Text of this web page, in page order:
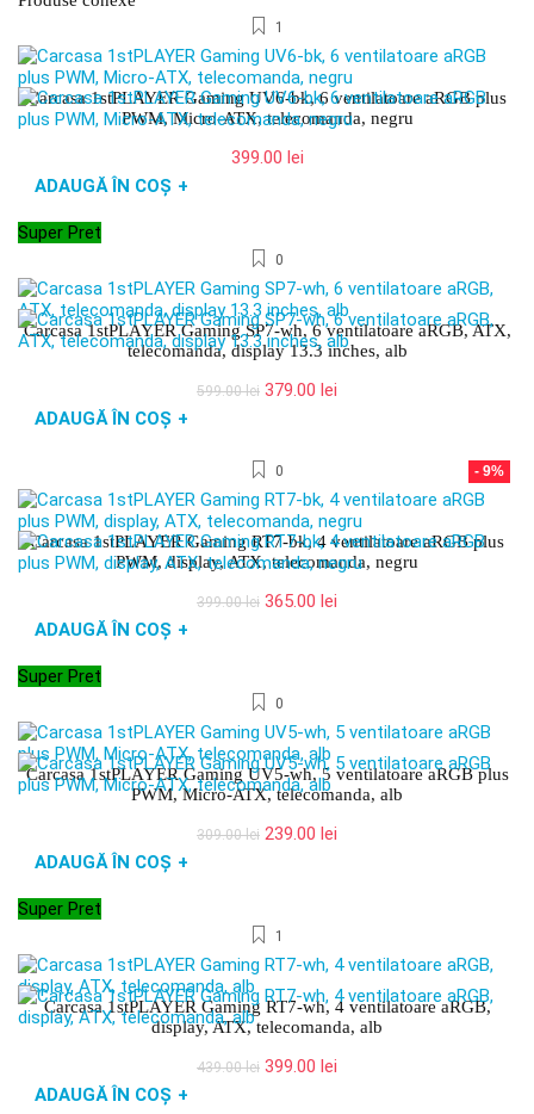
1
Carcasa 1stPLAYER Gaming UV6-bk, 6 ventilatoare aRGB plus
PWM, Micro-ATX, telecomanda, negru
399.00 lei
ADAUGĂ ÎN COȘ +
Super Pret
0
Carcasa 1stPLAYER Gaming SP7-wh, 6 ventilatoare aRGB, ATX,
telecomanda, display 13.3 inches, alb
599.00lei Prețul
599.00 lei.
379.00 lei
ADAUGĂ ÎN COȘ +
- 9%
0
Carcasa 1stPLAYER Gaming RT7-bk, 4 ventilatoare aRGB plus
PWM, display, ATX, telecomanda, negru
399.00lei Prețul
365.00 lei
ADAUGĂ ÎN COȘ +
Super Pret
0
Carcasa 1stPLAYER Gaming UV5-wh, 5 ventilatoare aRGB plus
PWM, Micro-ATX, telecomanda, alb
309.00lei Prețul
239.00 lei
ADAUGĂ ÎN COȘ +
Super Pret
1
Carcasa 1stPLAYER Gaming RT7-wh, 4 ventilatoare aRGB,
display, ATX, telecomanda, alb
439.00lei Prețul
399.00 lei
ADAUGĂ ÎN COȘ +